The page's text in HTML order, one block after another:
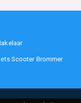
Scooter Brommer